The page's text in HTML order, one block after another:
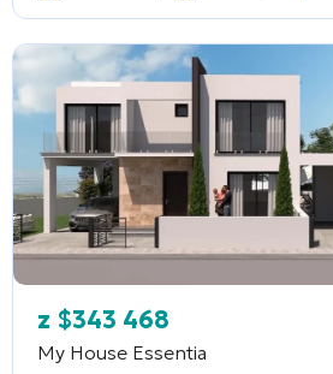
z $343 468
My House Essentia